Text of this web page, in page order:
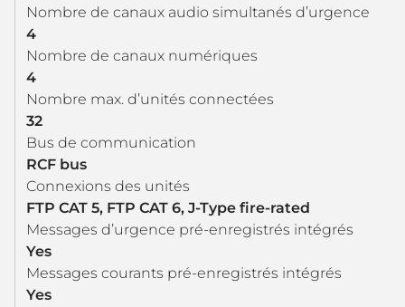
Nombre de canaux audio simultanés d’urgence
4
Nombre de canaux numériques
4
Nombre max. d’unités connectées
32
Bus de communication
RCF bus
Connexions des unités
FTP CAT 5, FTP CAT 6, J-Type fire-rated
Messages d’urgence pré-enregistrés intégrés
Yes
Messages courants pré-enregistrés intégrés
Yes